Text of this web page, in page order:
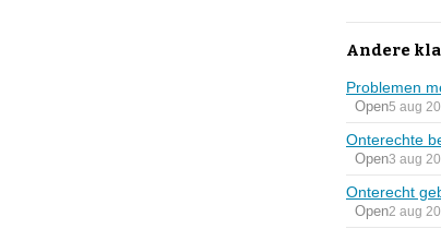
Andere
Problemen
Open5 aug
Onterechte
Open3 aug
Onterecht
Open2 aug